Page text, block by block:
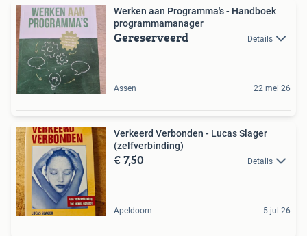
Werken aan Programma's - Handboek
programmamanager
Gereserveerd Details
Assen 22 mei 26
Verkeerd Verbonden - Lucas Slager
(zelfverbinding)
€ 7,50 Details
Apeldoorn 5 jul 26